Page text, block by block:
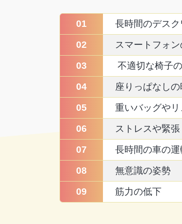
01 長時間のデスク
02 スマートフォ
03 不適切な椅子
04 座りっぱなし
05 重いバッグや
06 ストレスや緊張
07 長時間の車の運
08 無意識の姿勢
09 筋力の低下